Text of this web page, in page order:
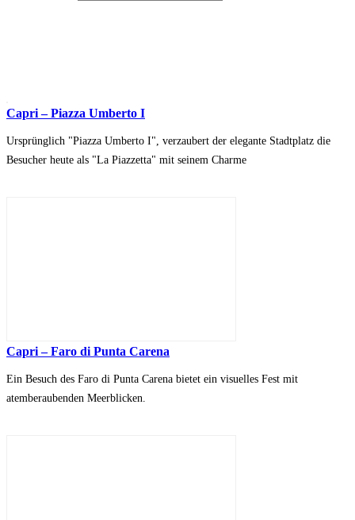
Capri – Piazza Umberto I
Ursprünglich "Piazza Umberto I", verzaubert der elegante Stadtplatz die
Besucher heute als "La Piazzetta" mit seinem Charme
Capri – Faro di Punta Carena
Ein Besuch des Faro di Punta Carena bietet ein visuelles Fest mit
atemberaubenden Meerblicken.